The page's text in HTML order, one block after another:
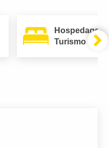
Hospedagem
Turismo